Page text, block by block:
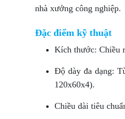
nhà xưởng công nghiệp.
Đặc điểm kỹ thuật
Kích thước: Chiều
Độ dày đa dạng:
120x60x4).
Chiều dài tiêu